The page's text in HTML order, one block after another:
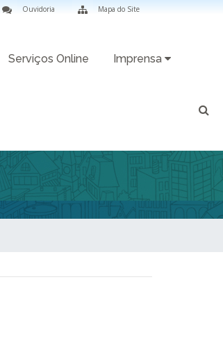
Mapa do Site
Ouvidoria
Serviços Online Imprensa